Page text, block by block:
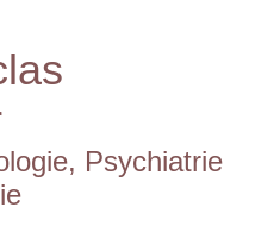
Psychiatrie